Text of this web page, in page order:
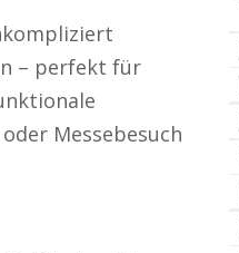
– perfekt für
Messebesuch